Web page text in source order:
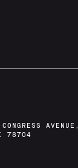
AVENUE,
78704